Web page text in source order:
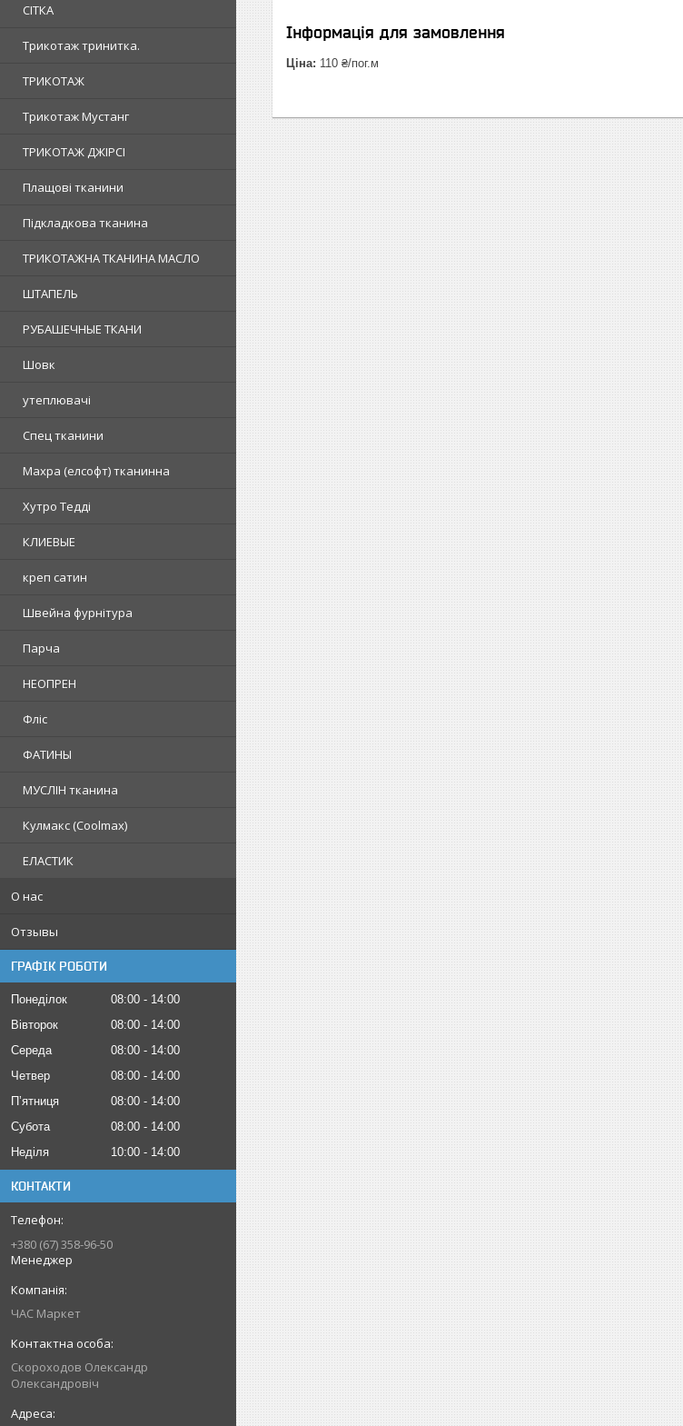
СІТКА
Трикотаж тринитка.
ТРИКОТАЖ
Трикотаж Мустанг
ТРИКОТАЖ ДЖІРСІ
Плащові тканини
Підкладкова тканина
ТРИКОТАЖНА ТКАНИНА МАСЛО
ШТАПЕЛЬ
РУБАШЕЧНЫЕ ТКАНИ
Шовк
утеплювачі
Спец тканини
Махра (елсофт) тканинна
Хутро Тедді
КЛИЕВЫЕ
креп сатин
Швейна фурнітура
Парча
НЕОПРЕН
Фліс
ФАТИНЫ
МУСЛІН тканина
Кулмакс (Coolmax)
ЕЛАСТИК
О нас
Отзывы
ГРАФІК РОБОТИ
Понеділок 08:00
14:00
Вівторок
08:00
14:00
Середа
08:00
14:00
Четвер
08:00
14:00
Пʼятниця
08:00
14:00
Субота
08:00
14:00
Неділя
10:00 14:00
КОНТАКТИ
+380 (67) 358-96-50
Менеджер
ЧАС Маркет
Скороходов Олександр
Олександровіч
Інформація для замовлення
Ціна: 110 ₴/пог.м